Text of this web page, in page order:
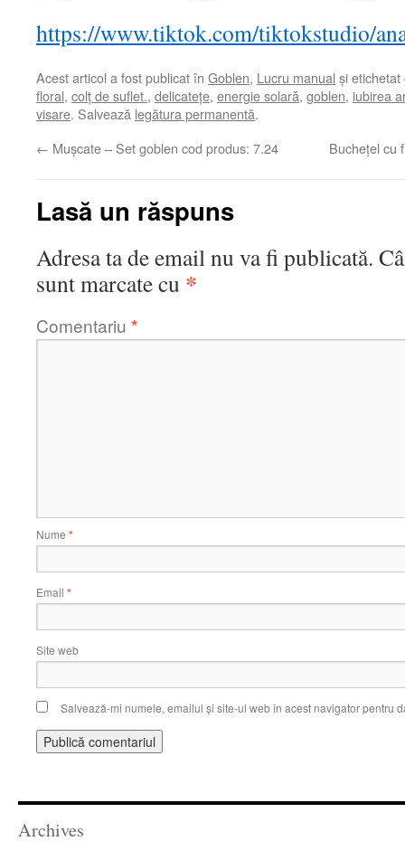
https://www.tiktok.com/tiktokstudio/
Acest articol a fost publicat în Goblen, Lucru manual și
floral, colț de suflet., delicatețe, energie solară, goblen, iubirea
visare. Salvează legătura permanentă.
← Mușcate – Set goblen cod produs: 7.24 Buchețel cu
Lasă un răspuns
Adresa ta de email nu va fi publicată.
sunt marcate cu *
Comentariu *
Nume *
Email *
Site web
Salvează-mi numele, emailul și site-ul web în acest navigator pentru
Archives